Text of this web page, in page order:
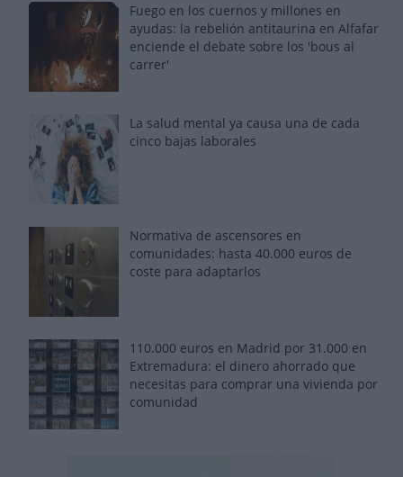
Fuego en los cuernos y millones en
ayudas: la rebelión antitaurina en Alfafar
enciende el debate sobre los 'bous al
carrer'
La salud mental ya causa una de cada
cinco bajas laborales
Normativa de ascensores en
comunidades: hasta 40.000 euros de
coste para adaptarlos
110.000 euros en Madrid por 31.000 en
Extremadura: el dinero ahorrado que
necesitas para comprar una vivienda por
comunidad